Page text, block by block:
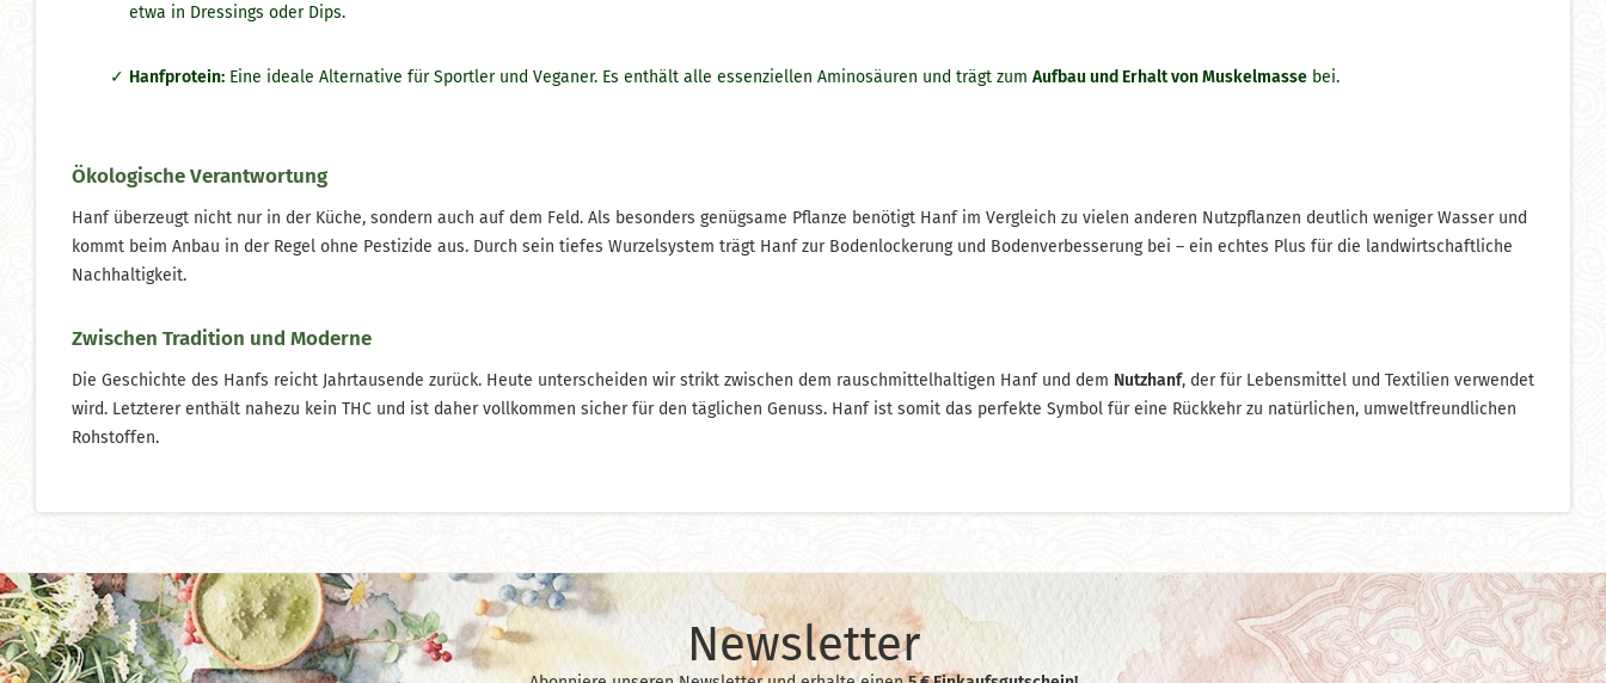
etwa in Dressings oder Dips.
Hanfprotein: Eine ideale Alternative für Sportler und Veganer. Es enthält alle essenziellen Aminosäuren und trägt zum Aufbau und Erhalt von Muskelmasse bei.
Ökologische Verantwortung
Hanf überzeugt nicht nur in der Küche, sondern auch auf dem Feld. Als besonders genügsame Pflanze benötigt Hanf im Vergleich zu vielen anderen Nutzpflanzen deutlich weniger Wasser und
kommt beim Anbau in der Regel ohne Pestizide aus. Durch sein tiefes Wurzelsystem trägt Hanf zur Bodenlockerung und Bodenverbesserung bei – ein echtes Plus für die landwirtschaftliche
Nachhaltigkeit.
Zwischen Tradition und Moderne
Die Geschichte des Hanfs reicht Jahrtausende zurück. Heute unterscheiden wir strikt zwischen dem rauschmittelhaltigen Hanf und dem Nutzhanf, der für Lebensmittel und Textilien verwendet
wird. Letzterer enthält nahezu kein THC und ist daher vollkommen sicher für den täglichen Genuss. Hanf ist somit das perfekte Symbol für eine Rückkehr zu natürlichen, umweltfreundlichen
Rohstoffen.
Newsletter